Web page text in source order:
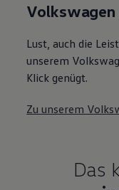
Lust, auch die
unserem
Klick genügt.
Zu unserem
Das